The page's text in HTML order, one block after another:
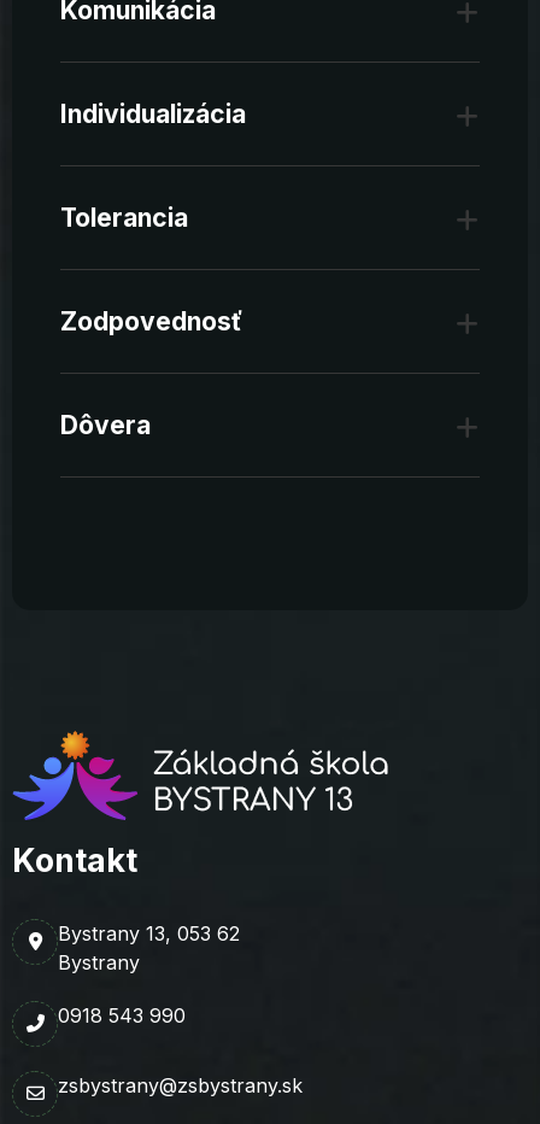
Komunikácia
Individualizácia
Tolerancia
Zodpovednosť
Dôvera
Kontakt
Bystrany 13, 053 62
Bystrany
0918 543 990
zsbystrany@zsbystrany.sk